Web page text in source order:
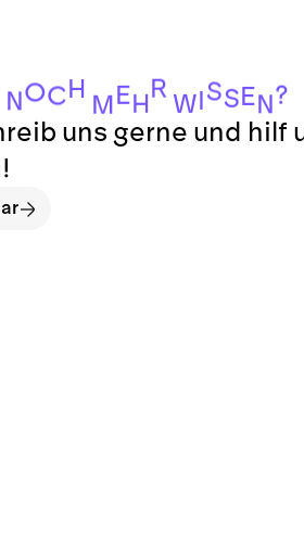
NOCH M EHR W SS EN?
uns gerne und hilf